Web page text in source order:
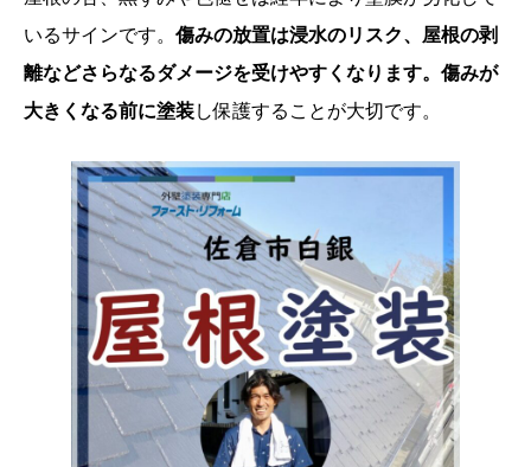
いるサインです。 傷みの放置は浸水のリスク、屋根の剥
離などさらなるダメージを受けやすくなります。傷みが
大きくなる前に塗装し保護することが大切です。